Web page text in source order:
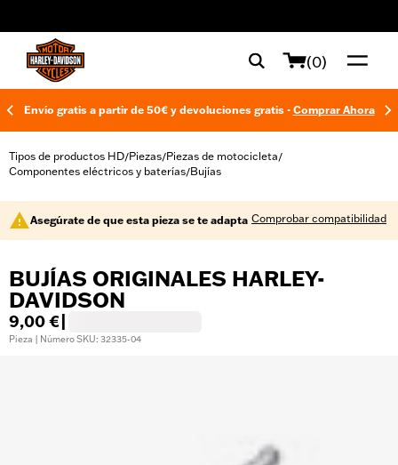
(0)
Envío gratis a partir de 50€ y devoluciones gratis - Comprar Ahora
Tipos de productos HD/Piezas/Piezas de motocicleta/
Componentes eléctricos y baterías/Bujías
Asegúrate de que esta pieza se te adapta Comprobar compatibilidad
BUJÍAS ORIGINALES HARLEY-
DAVIDSON
9,00 €
Pieza | Número SKU: 32335-04